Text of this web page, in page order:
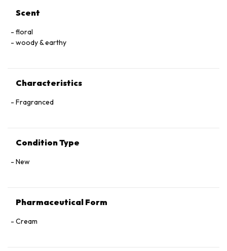
Scent
floral
woody & earthy
Characteristics
Fragranced
Condition Type
New
Pharmaceutical Form
Cream